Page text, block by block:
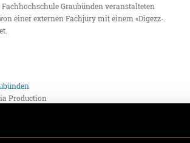
Graubünden veranstalteten
einer externen Fachjury mit einem «Digezz-
Production